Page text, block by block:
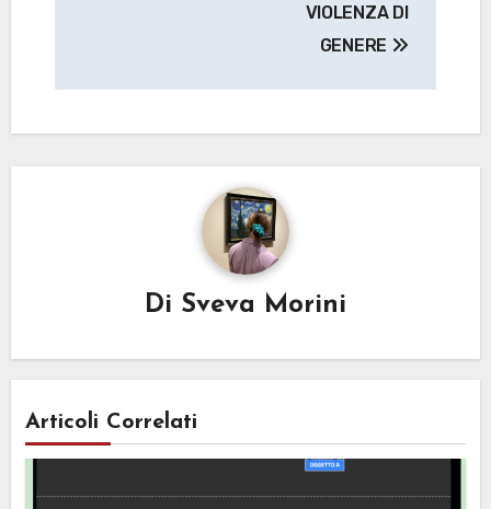
VIOLENZA DI
GENERE
Di Sveva Morini
Articoli Correlati